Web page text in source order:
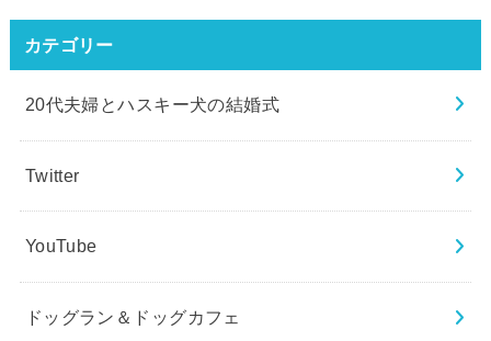
カテゴリー
20代夫婦とハスキー犬の結婚式
Twitter
YouTube
ドッグラン＆ドッグカフェ